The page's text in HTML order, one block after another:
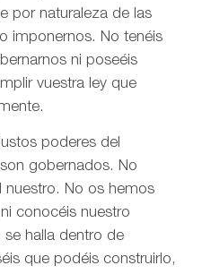
por naturaleza de las
imponernos. No tenéis
ni poseéis
vuestra ley que
poderes del
gobernados. No
nuestro. No os hemos
conocéis nuestro
halla dentro de
que podéis construirlo,